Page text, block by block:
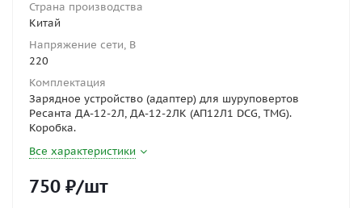
Страна производства
Китай
Напряжение сети, В
220
Комплектация
Зарядное устройство (адаптер) для шуруповертов
Ресанта ДА-12-2Л, ДА-12-2ЛК (АП12Л1 DCG, TMG).
Коробка.
Все характеристики
750 ₽/шт